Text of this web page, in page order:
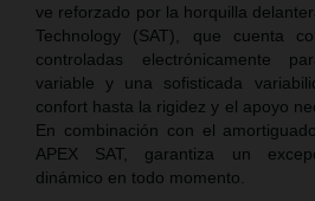
ve reforzado por la horquilla
Technology (SAT), que cuenta
controladas electrónicamente
variable y una sofisticada
confort hasta la rigidez y el apoyo
En combinación con el
APEX SAT, garantiza un
dinámico en todo momento.